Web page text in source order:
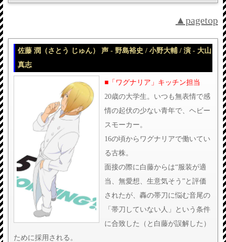
▲pagetop
佐藤 潤（さとう じゅん） 声 - 野島裕史 / 小野大輔 / 演 - 大山
真志
■「ワグナリア」キッチン担当
20歳の大学生。いつも無表情で感
情の起伏の少ない青年で、ヘビー
スモーカー。
16の頃からワグナリアで働いてい
る古株。
面接の際に白藤からは“服装が適
当、無愛想、生意気そう”と評価
されたが、轟の帯刀に悩む音尾の
「帯刀していない人」という条件
に合致した（と白藤が誤解した）
ために採用される。